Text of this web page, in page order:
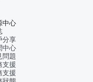
中心
分享
中心
問題
支援
支援